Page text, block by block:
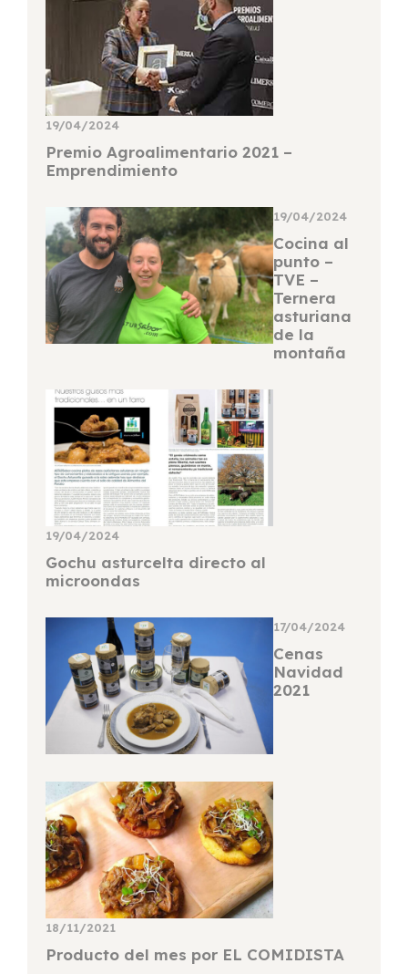
19/04/2024
Premio Agroalimentario 2021 –
Emprendimiento
19/04/2024
Cocina al
punto –
TVE –
Ternera
asturiana
de la
montaña
19/04/2024
Gochu asturcelta directo al
microondas
17/04/2024
Cenas
Navidad
2021
18/11/2021
Producto del mes por EL COMIDISTA